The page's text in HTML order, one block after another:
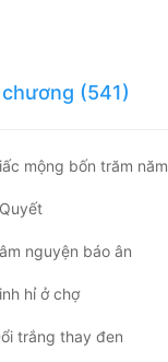
(541)
mộng bốn trăm năm
nguyện báo ân
hỉ ở chợ
trắng thay đen